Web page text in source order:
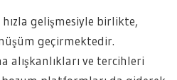
gelişmesiyle birlikte,
geçirmektedir.
alışkanlıkları ve tercihleri